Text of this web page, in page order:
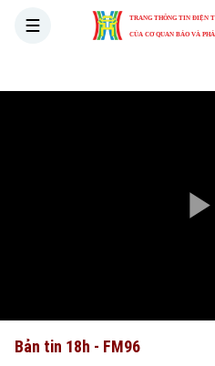
TRANG THÔNG TIN ĐIỆN
CỦA CƠ QUAN BÁO VÀ
Bản tin 18h - FM96